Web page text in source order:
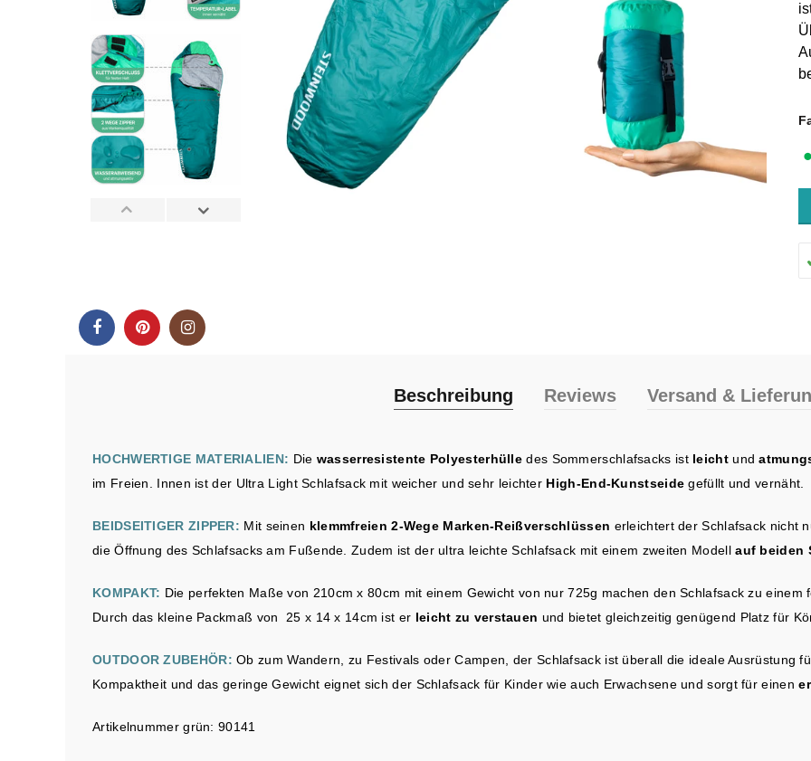
⬤
Beschreibung Reviews Versand &
HOCHWERTIGE MATERIALIEN: Die wasserresistente Polyesterhülle des Sommerschlafsacks ist leichtund
im Freien. Innen ist der Ultra Light Schlafsack mit weicher und sehr leichter High-End-Kunstseide gefüllt und vernäht.
BEIDSEITIGER ZIPPER: Mit seinen klemmfreien 2-Wege Marken-Reißverschlüssen erleichtert der Schlafsack nicht
die Öffnung des Schlafsacks am Fußende. Zudem ist der ultra leichte Schlafsack mit einem zweiten Modellauf beiden
KOMPAKT: Die perfekten Maße von 210cm x 80cm mit einem Gewicht von nur 725g machen den Schlafsack zu
Durch das kleine Packmaß von 25 x 14 x 14cm ist er leicht zu verstauen und bietet gleichzeitig genügend Platz für
OUTDOOR ZUBEHÖR:Ob zum Wandern, zu Festivals oder Campen, der Schlafsack ist überall die ideale Ausrüstung
Kompaktheit und das geringe Gewicht eignet sich der Schlafsack für Kinder wie auch Erwachsene und sorgt für einen
Artikelnummer grün: 90141